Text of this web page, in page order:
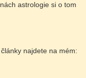
astrologie si o tom
najdete na mém: